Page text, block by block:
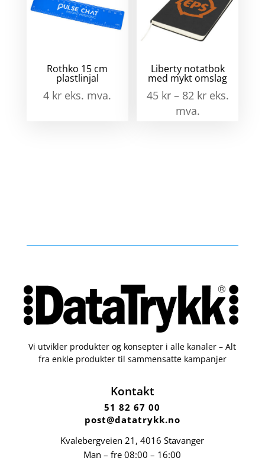
Rothko 15 cm
plastlinjal
4 kr eks. mva.
Liberty notatbok
med mykt omslag
45 kr– 82 kr eks.
mva.
Vi utvikler produkter og konsepter i alle kanaler – Alt
fra enkle produkter til sammensatte kampanjer
Kontakt
51 82 67 00
post@datatrykk.no
Kvalebergveien 21 , 4016 Stavanger
Man – fre 08:00 – 16:00